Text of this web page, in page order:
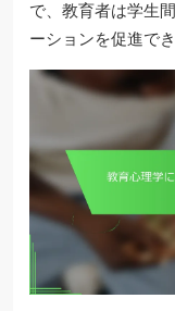
で、教育者は学生
ーションを促進でき